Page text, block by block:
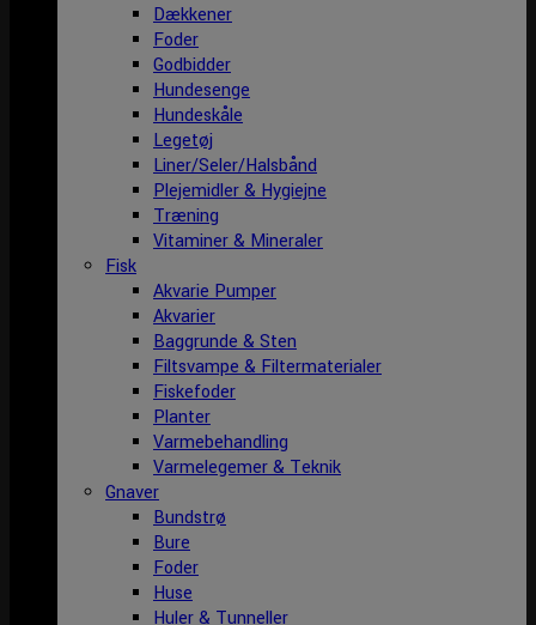
Dækkener
Foder
Godbidder
Hundesenge
Hundeskåle
Legetøj
Liner/Seler/Halsbånd
Plejemidler & Hygiejne
Træning
Vitaminer & Mineraler
Fisk
Akvarie Pumper
Akvarier
Baggrunde & Sten
Filtsvampe & Filtermaterialer
Fiskefoder
Planter
Varmebehandling
Varmelegemer & Teknik
Gnaver
Bundstrø
Bure
Foder
Huse
Huler & Tunneller